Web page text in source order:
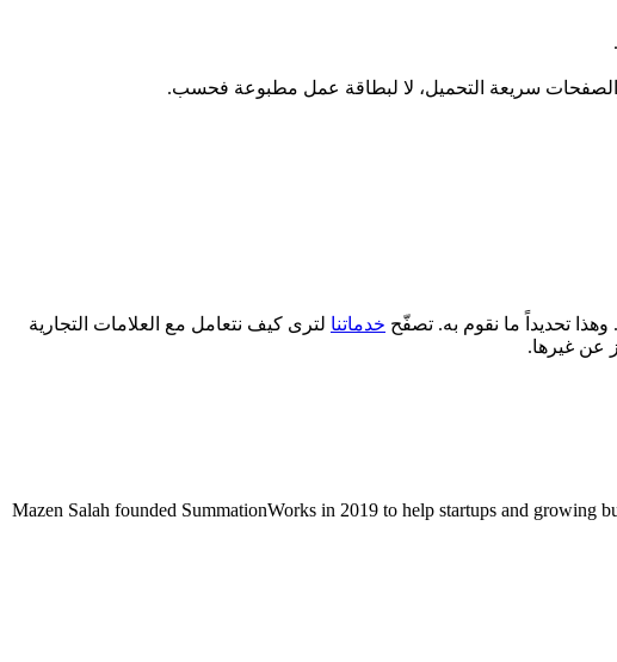
والصفحات سريعة التحميل، لا لبطاقة عمل مطبوعة فحسب.
تحديداً ما نقوم به. تصفّح خدماتنا لترى كيف نتعامل مع العلامات التجارية
عن غيرها.
Mazen Salah founded SummationWorks in 2019 to help startups and growing